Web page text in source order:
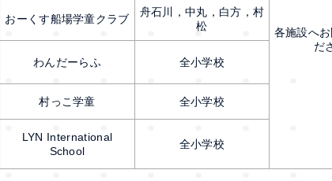
各施設へ
だ
おーくす船場学童クラブ
舟石川，中丸，白方，村
松
わんだーらふ 全小学校
村っこ学童 全小学校
LYN International
School
全小学校